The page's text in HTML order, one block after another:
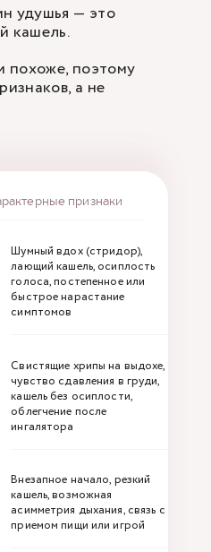
удушья — это
кашель.
похоже, поэтому
а не
признаки
Шумный вдох (стридор),
лающий кашель, осиплость
голоса, постепенное или
быстрое нарастание
симптомов
Свистящие хрипы на выдохе,
чувство сдавления в груди,
кашель без осиплости,
облегчение после
ингалятора
Внезапное начало, резкий
кашель, возможная
асимметрия дыхания, связь с
приемом пищи или игрой